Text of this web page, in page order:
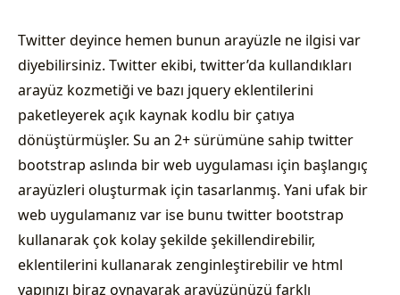
Twitter deyince hemen bunun arayüzle ne ilgisi var
diyebilirsiniz. Twitter ekibi, twitter’da kullandıkları
arayüz kozmetiği ve bazı jquery eklentilerini
paketleyerek açık kaynak kodlu bir çatıya
dönüştürmüşler. Su an 2+ sürümüne sahip twitter
bootstrap aslında bir web uygulaması için başlangıç
arayüzleri oluşturmak için tasarlanmış. Yani ufak bir
web uygulamanız var ise bunu twitter bootstrap
kullanarak çok kolay şekilde şekillendirebilir,
eklentilerini kullanarak zenginleştirebilir ve html
yapınızı biraz oynayarak arayüzünüzü farklı